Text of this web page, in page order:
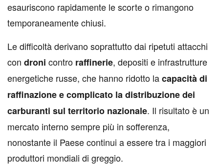
esauriscono rapidamente le scorte o rimangono
temporaneamente chiusi.
Le difficoltà derivano soprattutto dai ripetuti attacchi
con droni contro raffinerie, depositi e infrastrutture
energetiche russe, che hanno ridotto lacapacità di
raffinazione e complicato la distribuzione dei
carburanti sul territorio nazionale. Il risultato è un
mercato interno sempre più in sofferenza,
nonostante il Paese continui a essere tra i maggiori
produttori mondiali di greggio.